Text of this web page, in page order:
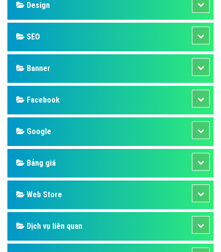
Design
SEO
Banner
Facebook
Google
Bảng giá
Web Store
Dịch vụ liên quan